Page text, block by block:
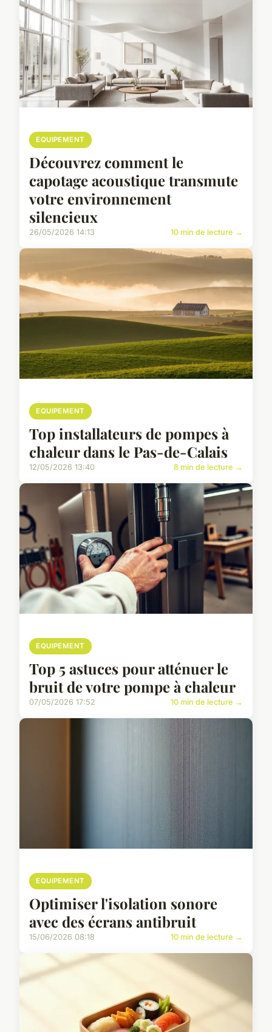
EQUIPEMENT
Découvrez comment le
capotage acoustique transmute
votre environnement
silencieux
26/05/2026 14:13 10 min de lecture →
EQUIPEMENT
Top installateurs de pompes à
chaleur dans le Pas-de-Calais
12/05/2026 13:40 8 min de lecture →
EQUIPEMENT
Top 5 astuces pour atténuer le
bruit de votre pompe à chaleur
07/05/2026 17:52 10 min de lecture →
EQUIPEMENT
Optimiser l'isolation sonore
avec des écrans antibruit
15/06/2026 08:18 10 min de lecture →